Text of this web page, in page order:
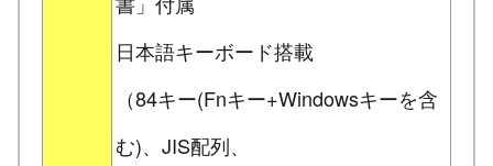
日本語キーボード搭載
（84キー(Fnキー+Windowsキーを含
む)、JIS配列、